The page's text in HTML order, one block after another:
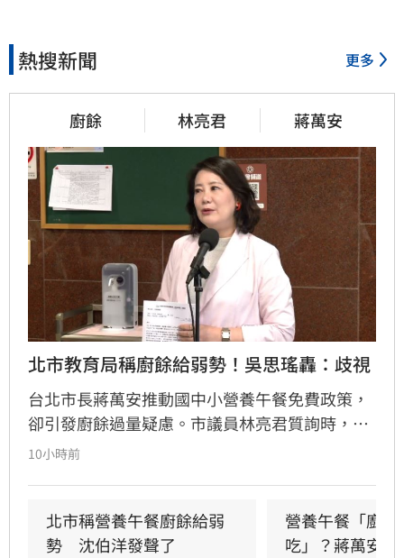
熱搜新聞 更多
廚餘 林亮君 蔣萬安
北市教育局稱廚餘給弱勢！吳思瑤轟：歧視
台北市長蔣萬安推動國中小營養午餐免費政策，
卻引發廚餘過量疑慮。市議員林亮君質詢時，教
育局長湯志民拋出將剩餘廚餘與剩食送交「食物
蔣市府就是欺凌弱勢的政府，「蔣萬安還有臉講
食安？」
10小時前
北市稱營養午餐廚餘給弱
勢　沈伯洋發聲了
營養午餐「廚
吃」？蔣萬安回